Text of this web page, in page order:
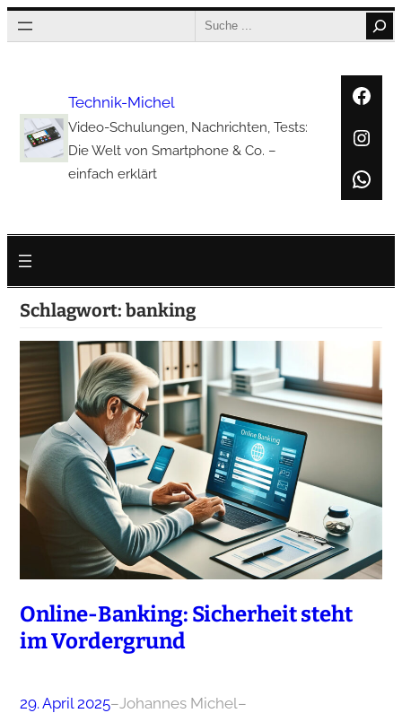
Zum
Inhalt
Search
Technik-Michel
Video-Schulungen, Nachrichten, Tests:
Die Welt von Smartphone & Co. –
einfach erklärt
Schlagwort: banking
Online-Banking: Sicherheit steht
im Vordergrund
29. April 2025–Johannes Michel–